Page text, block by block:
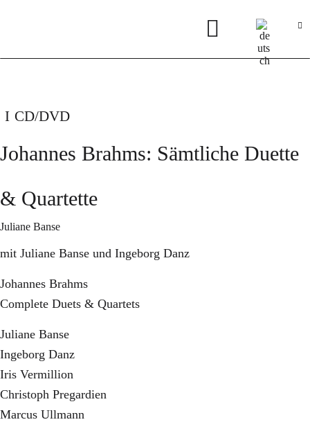
CD/DVD
Johannes Brahms: Sämtliche Duette
& Quartette
Juliane Banse
mit Juliane Banse und Ingeborg Danz
Johannes Brahms
Complete Duets & Quartets
Juliane Banse
Ingeborg Danz
Iris Vermillion
Christoph Pregardien
Marcus Ullmann